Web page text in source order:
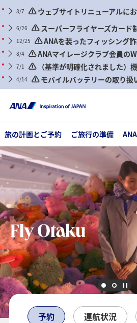
8/7
ウェブサイトリニューアルに
ついて
6/26
スーパーフライヤーズカード
直しに関するご案内
12/25
ANAを装ったフィッシング
さい8/4
ANAマイレージクラブ会員の
定期的な更新のお願い
7/1
（基準が明確化されました）
物および身の回り品に関するお願い（
分より）
4/14
モバイルバッテリーの取り扱
（2026年4月24日搭乗分より）
旅の計画とご予約 ご旅行の準備
予約 運航状況